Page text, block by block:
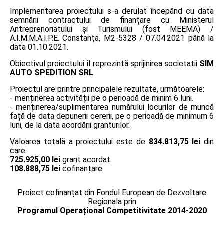
Implementarea proiectului s-a derulat începând cu data
semnării contractului de finanțare cu Ministerul
Antreprenoriatului și Turismului (fost MEEMA) /
A.I.M.M.A.I.P.E. Constanţa, M2-5328 / 07.04.2021 până la
data 01.10.2021.
Obiectivul proiectului îl reprezintă sprijinirea societatii SIM
AUTO SPEDITION SRL
Proiectul are printre principalele rezultate, următoarele:
- menținerea activității pe o perioadă de minim 6 luni.
- menținerea/suplimentarea numărului locurilor de muncă
față de data depunerii cererii, pe o perioadă de minimum 6
luni, de la data acordării granturilor.
Valoarea totală a proiectului este de 834.813,75 lei din
care:
725.925,00 lei grant acordat
108.888,75 lei cofinanțare.
Proiect cofinanțat din Fondul European de Dezvoltare
Regionala prin
Programul Operațional Competitivitate 2014-2020